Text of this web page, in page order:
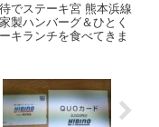
でステーキ宮 熊本浜線
製ハンバーグ＆ひとく
キランチを食べてきま